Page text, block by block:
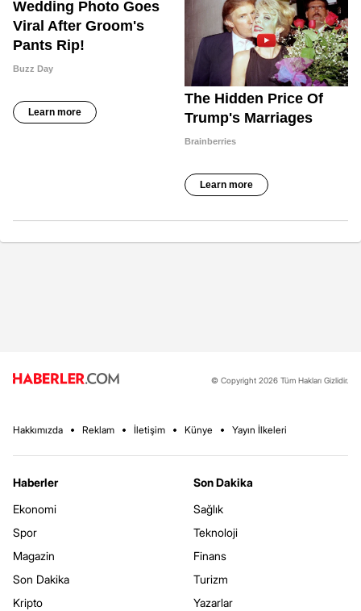
© Copyright 2026 Tüm Hakları Gizlidir.
Hakkımızda Reklam İletişim Künye Yayın İlkeleri
Haberler
Ekonomi
Spor
Magazin
Son Dakika
Kripto
Son Dakika
Sağlık
Teknoloji
Finans
Turizm
Yazarlar